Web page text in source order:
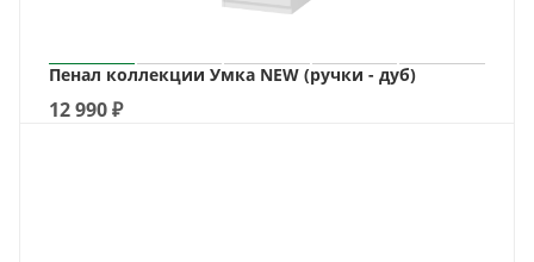
Пенал коллекции Умка NEW (ручки - дуб)
12 990₽